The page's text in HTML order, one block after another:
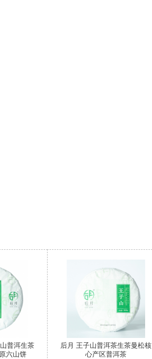
普洱生茶
六山饼
后月 王子山普洱茶生茶曼松核
心产区普洱茶